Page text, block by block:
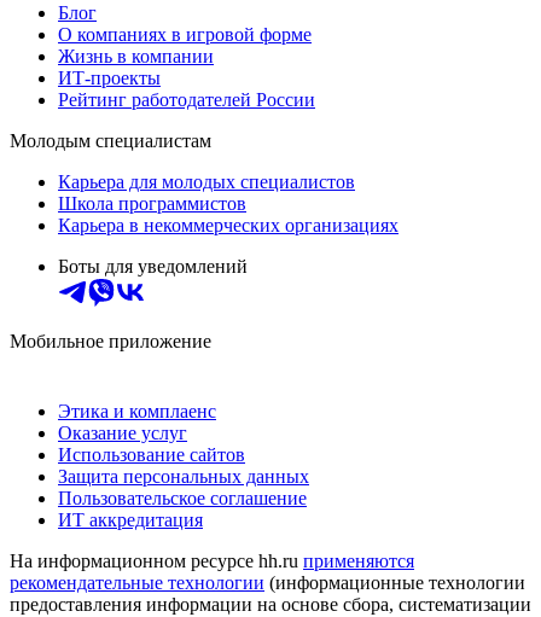
Блог
О компаниях в игровой форме
Жизнь в компании
ИТ-проекты
Рейтинг работодателей России
Молодым специалистам
Карьера для молодых специалистов
Школа программистов
Карьера в некоммерческих организациях
Боты для уведомлений
Мобильное приложение
Этика и комплаенс
Оказание услуг
Использование сайтов
Защита персональных данных
Пользовательское соглашение
ИТ аккредитация
На информационном ресурсе hh.ru применяются
рекомендательные технологии (информационные технологии
предоставления информации на основе сбора, систематизации